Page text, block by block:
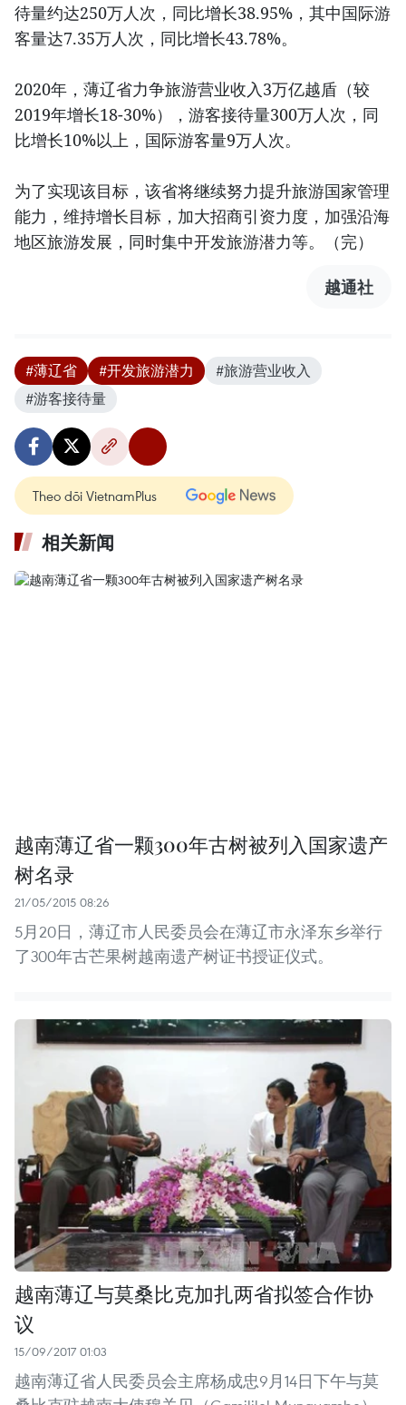
待量约达250万人次，同比增长38.95%，其中国际游
客量达7.35万人次，同比增长43.78%。
2020年，薄辽省力争旅游营业收入3万亿越盾（较
2019年增长18-30%），游客接待量300万人次，同
比增长10%以上，国际游客量9万人次。
为了实现该目标，该省将继续努力提升旅游国家管理
能力，维持增长目标，加大招商引资力度，加强沿海
地区旅游发展，同时集中开发旅游潜力等。（完）
越通社
#薄辽省 #开发旅游潜力
#旅游营业收入
#游客接待量
Theo dõi VietnamPlus
相关新闻
越南薄辽省一颗300年古树被列入国家遗产
树名录
21/05/2015 08:26
5月20日，薄辽市人民委员会在薄辽市永泽东乡举行
了300年古芒果树越南遗产树证书授证仪式。
越南薄辽与莫桑比克加扎两省拟签合作协
议
15/09/2017 01:03
越南薄辽省人民委员会主席杨成忠9月14日下午与莫